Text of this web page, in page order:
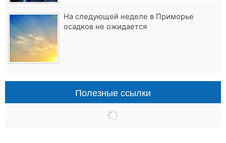
На следующей неделе в Приморье
осадков не ожидается
Полезные ссылки